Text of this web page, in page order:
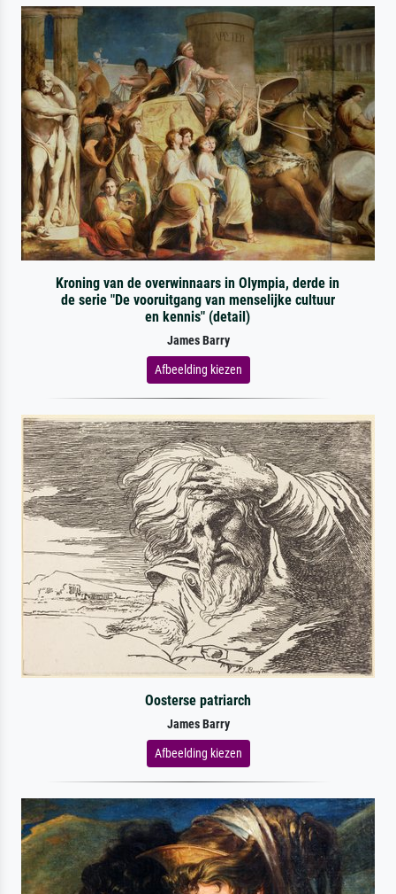
Kroning van de overwinnaars in Olympia, derde in
de serie "De vooruitgang van menselijke cultuur
en kennis" (detail)
James Barry
Afbeelding kiezen
Oosterse patriarch
James Barry
Afbeelding kiezen